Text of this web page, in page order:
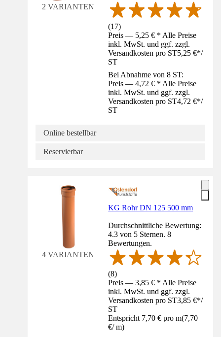
2 VARIANTEN
(17)
Preis — 5,25 € * Alle Preise
inkl. MwSt. und ggf. zzgl.
Versandkosten pro ST5,25 €*/
ST
Bei Abnahme von 8 ST:
Preis — 4,72 € * Alle Preise
inkl. MwSt. und ggf. zzgl.
Versandkosten pro ST4,72 €*/
ST
Online bestellbar
Reservierbar
4 VARIANTEN
KG Rohr DN 125 500 mm
Durchschnittliche Bewertung:
4.3 von 5 Sternen. 8
Bewertungen.
(8)
Preis — 3,85 € * Alle Preise
inkl. MwSt. und ggf. zzgl.
Versandkosten pro ST3,85 €*/
ST
Entspricht 7,70 € pro m(7,70
€/ m)